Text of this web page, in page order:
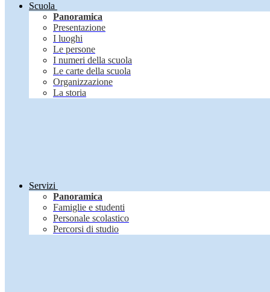
Scuola
Panoramica
Presentazione
I luoghi
Le persone
I numeri della scuola
Le carte della scuola
Organizzazione
La storia
Servizi
Panoramica
Famiglie e studenti
Personale scolastico
Percorsi di studio